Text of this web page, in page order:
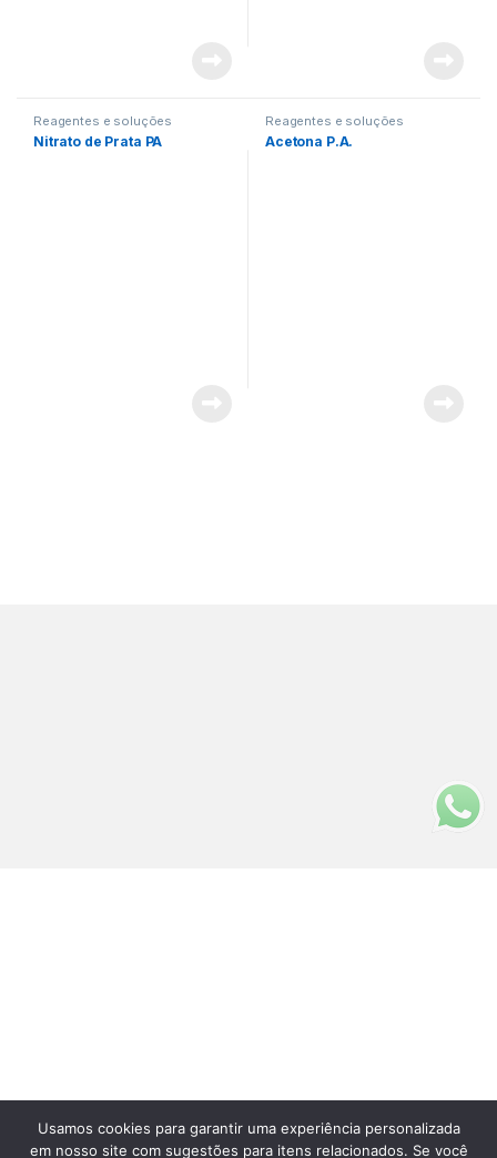
Reagentes e soluções
Nitrato de Prata PA
Reagentes e soluções
Acetona P.A.
Fale Conosco
Usamos cookies para garantir uma experiência personalizada
em nosso site com sugestões para itens relacionados. Se você